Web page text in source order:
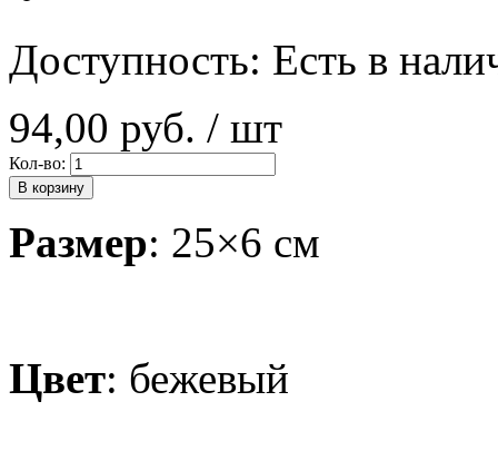
Доступность: Есть в
94,00 руб. / шт
Кол-во:
В корзину
Размер: 25×6 см
Цвет: бежевый